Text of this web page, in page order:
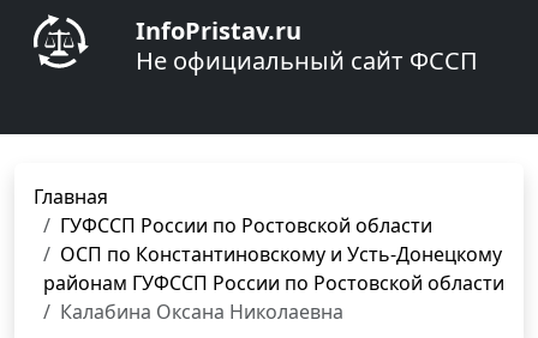
InfoPristav.ru
Не официальный сайт ФССП
Главная
ГУФССП России по Ростовской области
ОСП по Константиновскому и Усть-Донецкому
районам ГУФССП России по Ростовской области
Калабина Оксана Николаевна